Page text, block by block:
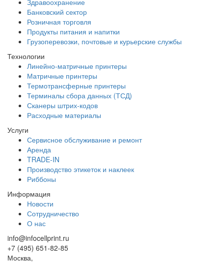
Здравоохранение
Банковский сектор
Розничная торговля
Продукты питания и напитки
Грузоперевозки, почтовые и курьерские службы
Технологии
Линейно-матричные принтеры
Матричные принтеры
Термотрансферные принтеры
Терминалы сбора данных (ТСД)
Сканеры штрих-кодов
Расходные материалы
Услуги
Сервисное обслуживание и ремонт
Аренда
TRADE-IN
Производство этикеток и наклеек
Риббоны
Информация
Новости
Сотрудничество
О нас
info@infocellprint.ru
+7 (495) 651-82-85
Москва,